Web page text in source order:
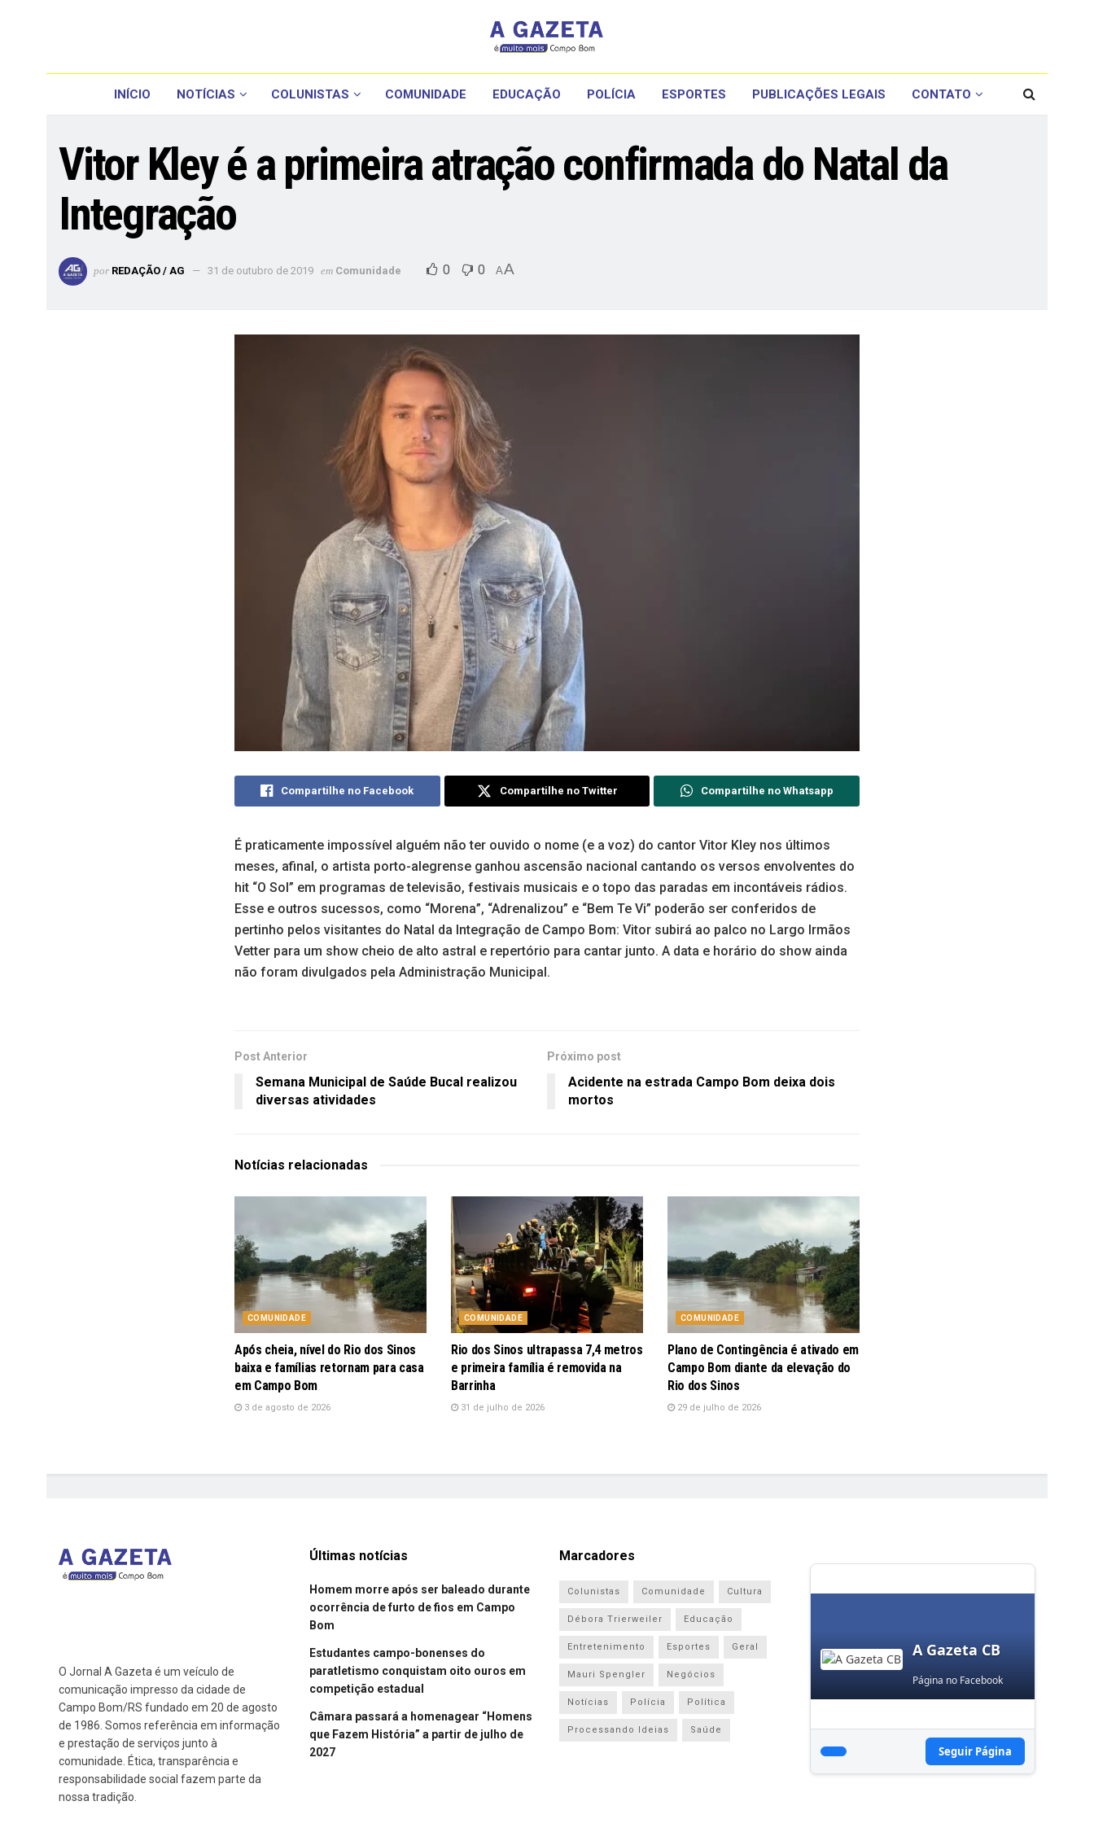
INÍCIO NOTÍCIAS COLUNISTAS COMUNIDADE EDUCAÇÃO POLÍCIA ESPORTES PUBLICAÇÕES LEGAIS CONTATO
Vitor Kley é a primeira atração confirmada do Natal da
Integração
por REDAÇÃO / AG 31 de outubro de 2019 em Comunidade 0 0 AA
Compartilhe no Facebook Compartilhe no Twitter Compartilhe no Whatsapp
É praticamente impossível alguém não ter ouvido o nome (e a voz) do cantor Vitor Kley nos últimos
meses, afinal, o artista porto-alegrense ganhou ascensão nacional cantando os versos envolventes do
hit “O Sol” em programas de televisão, festivais musicais e o topo das paradas em incontáveis rádios.
Esse e outros sucessos, como “Morena”, “Adrenalizou” e “Bem Te Vi” poderão ser conferidos de
pertinho pelos visitantes do Natal da Integração de Campo Bom: Vitor subirá ao palco no Largo Irmãos
Vetter para um show cheio de alto astral e repertório para cantar junto. A data e horário do show ainda
não foram divulgados pela Administração Municipal.
Post Anterior
Semana Municipal de Saúde Bucal realizou
diversas atividades
Próximo post
Acidente na estrada Campo Bom deixa dois
mortos
Notícias relacionadas
COMUNIDADE
Após cheia, nível do Rio dos Sinos
baixa e famílias retornam para casa
em Campo Bom
3 de agosto de 2026
COMUNIDADE
Rio dos Sinos ultrapassa 7,4 metros
e primeira família é removida na
Barrinha
31 de julho de 2026
COMUNIDADE
Plano de Contingência é ativado em
Campo Bom diante da elevação do
Rio dos Sinos
29 de julho de 2026
O Jornal A Gazeta é um veículo de
comunicação impresso da cidade de
Campo Bom/RS fundado em 20 de agosto
de 1986. Somos referência em informação
e prestação de serviços junto à
comunidade. Ética, transparência e
responsabilidade social fazem parte da
nossa tradição.
Últimas notícias
Homem morre após ser baleado durante
ocorrência de furto de fios em Campo
Bom
Estudantes campo-bonenses do
paratletismo conquistam oito ouros em
competição estadual
Câmara passará a homenagear “Homens
que Fazem História” a partir de julho de
2027
Marcadores
Colunistas Comunidade Cultura
Débora Trierweiler Educação
Entretenimento Esportes Geral
Mauri Spengler Negócios
Notícias Polícia Política
Processando Ideias Saúde
A Gazeta CB
Página no Facebook
Seguir Página